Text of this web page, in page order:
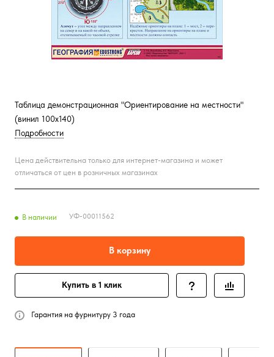
Таблица демонстрационная "Ориентирование на местности"
(винил 100х140)
Подробности
Цена действительна только для интернет-магазина и может
отличаться от цен в розничных магазинах
В наличии УФ-00011562
В корзину
Купить в 1 клик
Гарантия на фурнитуру 3 года